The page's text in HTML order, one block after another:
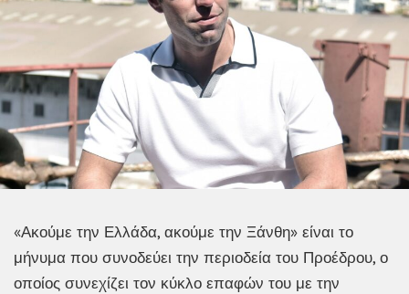
«Ακούμε την Ελλάδα, ακούμε την Ξάνθη» είναι το
μήνυμα που συνοδεύει την περιοδεία του Προέδρου, ο
οποίος συνεχίζει τον κύκλο επαφών του με την